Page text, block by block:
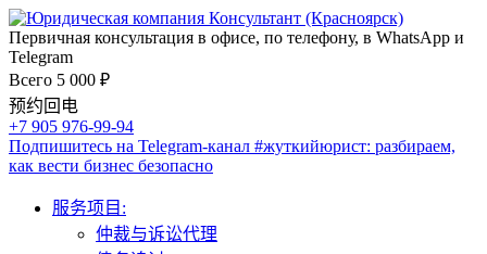
Первичная консультация в офисе, по телефону, в WhatsApp и
Telegram
Всего 5 000 ₽
预约回电
+7 905 976-99-94
Подпишитесь на Telegram-канал #жуткийюрист: разбираем,
как вести бизнес безопасно
服务项目:
仲裁与诉讼代理